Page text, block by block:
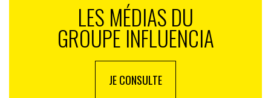
Daphné Marnat, une féministe qui « dégenre » l’IA
LES MÉDIAS DU
GROUPE INFLUENCIA
JE CONSULTE